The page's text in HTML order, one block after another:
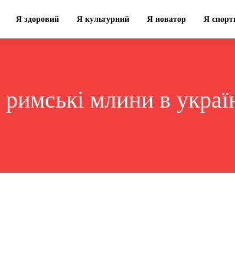
Я здоровий Я культурний Я новатор Я
римські млини в